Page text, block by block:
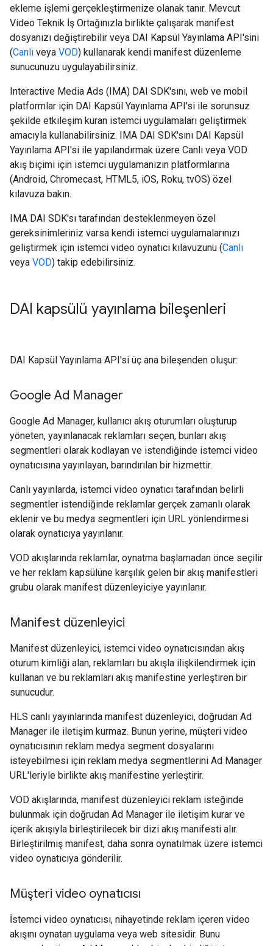
ekleme işlemi gerçekleştirmenize olanak tanır. Mevcut
Video Teknik İş Ortağınızla birlikte çalışarak manifest
dosyanızı değiştirebilir veya DAI Kapsül Yayınlama API'sini
(Canlı veya VOD) kullanarak kendi manifest düzenleme
sunucunuzu uygulayabilirsiniz.
Interactive Media Ads (IMA) DAI SDK'sını, web ve mobil
platformlar için DAI Kapsül Yayınlama API'si ile sorunsuz
şekilde etkileşim kuran istemci uygulamaları geliştirmek
amacıyla kullanabilirsiniz. IMA DAI SDK'sını DAI Kapsül
Yayınlama API'si ile yapılandırmak üzere Canlı veya VOD
akış biçimi için istemci uygulamanızın platformlarına
(Android, Chromecast, HTML5, iOS, Roku, tvOS) özel
kılavuza bakın.
IMA DAI SDK'sı tarafından desteklenmeyen özel
gereksinimleriniz varsa kendi istemci uygulamalarınızı
geliştirmek için istemci video oynatıcı kılavuzunu (Canlı
veya VOD) takip edebilirsiniz.
DAI kapsülü yayınlama bileşenleri
DAI Kapsül Yayınlama API'si üç ana bileşenden oluşur:
Google Ad Manager
Google Ad Manager, kullanıcı akış oturumları oluşturup
yöneten, yayınlanacak reklamları seçen, bunları akış
segmentleri olarak kodlayan ve istendiğinde istemci video
oynatıcısına yayınlayan, barındırılan bir hizmettir.
Canlı yayınlarda, istemci video oynatıcı tarafından belirli
segmentler istendiğinde reklamlar gerçek zamanlı olarak
eklenir ve bu medya segmentleri için URL yönlendirmesi
olarak oynatıcıya yayınlanır.
VOD akışlarında reklamlar, oynatma başlamadan önce seçilir
ve her reklam kapsülüne karşılık gelen bir akış manifestleri
grubu olarak manifest düzenleyiciye yayınlanır.
Manifest düzenleyici
Manifest düzenleyici, istemci video oynatıcısından akış
oturum kimliği alan, reklamları bu akışla ilişkilendirmek için
kullanan ve bu reklamları akış manifestine yerleştiren bir
sunucudur.
HLS canlı yayınlarında manifest düzenleyici, doğrudan Ad
Manager ile iletişim kurmaz. Bunun yerine, müşteri video
oynatıcısının reklam medya segment dosyalarını
isteyebilmesi için reklam medya segmentlerini Ad Manager
URL'leriyle birlikte akış manifestine yerleştirir.
VOD akışlarında, manifest düzenleyici reklam isteğinde
bulunmak için doğrudan Ad Manager ile iletişim kurar ve
içerik akışıyla birleştirilecek bir dizi akış manifesti alır.
Birleştirilmiş manifest, daha sonra oynatılmak üzere istemci
video oynatıcıya gönderilir.
Müşteri video oynatıcısı
İstemci video oynatıcısı, nihayetinde reklam içeren video
akışını oynatan uygulama veya web sitesidir. Bunu